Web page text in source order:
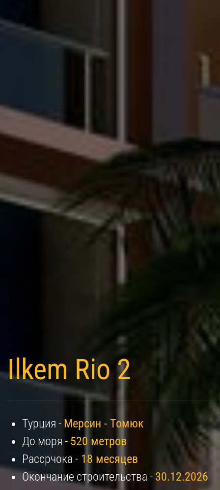
Ilkem Rio 2
Турция - Мерсин - Томюк
До моря - 520 метров
Рассрчока - 18 месяцев
Окончание строительства - 30.12.2026